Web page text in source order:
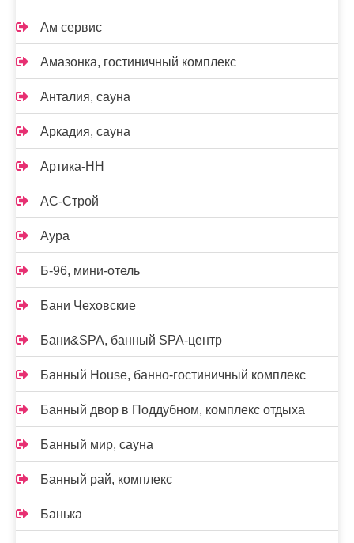
Ам сервис
Амазонка, гостиничный комплекс
Анталия, сауна
Аркадия, сауна
Артика-НН
АС-Строй
Аура
Б-96, мини-отель
Бани Чеховские
Бани&SPA, банный SPA-центр
Банный House, банно-гостиничный комплекс
Банный двор в Поддубном, комплекс отдыха
Банный мир, сауна
Банный рай, комплекс
Банька